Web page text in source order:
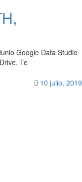
Google Data Studio
Te
10 julio, 2019